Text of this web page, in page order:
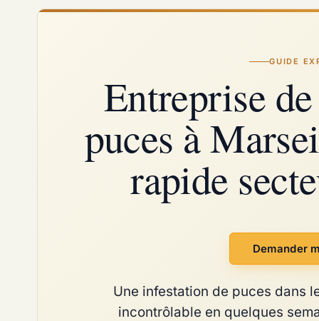
GUIDE
Entreprise de
puces à
rapide
Demander
Une infestation de puces dans
incontrôlable en quelques